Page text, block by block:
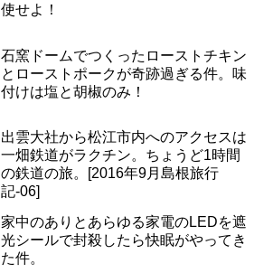
使せよ！
石窯ドームでつくったローストチキン
とローストポークが奇跡過ぎる件。味
付けは塩と胡椒のみ！
出雲大社から松江市内へのアクセスは
一畑鉄道がラクチン。ちょうど1時間
の鉄道の旅。[2016年9月島根旅行
記-06]
家中のありとあらゆる家電のLEDを遮
光シールで封殺したら快眠がやってき
た件。